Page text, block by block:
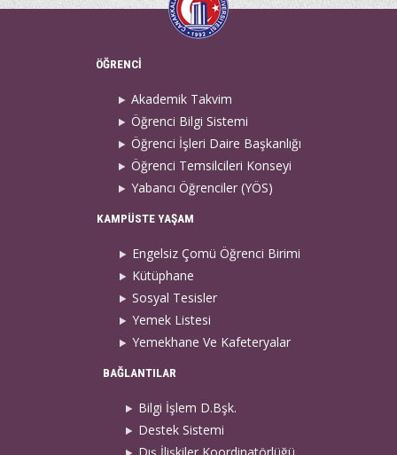
ÖĞRENCİ
Akademik Takvim
Öğrenci Bilgi Sistemi
Öğrenci İşleri Daire Başkanlığı
Öğrenci Temsilcileri Konseyi
Yabancı Öğrenciler (YÖS)
KAMPÜSTE YAŞAM
Engelsiz Çomü Öğrenci Birimi
Kütüphane
Sosyal Tesisler
Yemek Listesi
Yemekhane Ve Kafeteryalar
BAĞLANTILAR
Bilgi İşlem D.Bşk.
Destek Sistemi